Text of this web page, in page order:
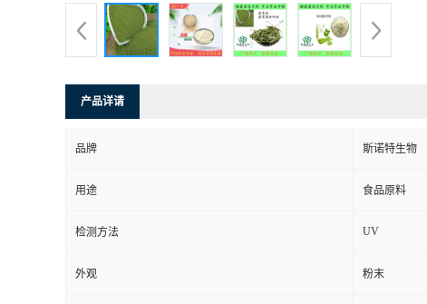
产品详请
品牌 斯诺特生物
用途 食品原料
检测方法 UV
外观 粉末